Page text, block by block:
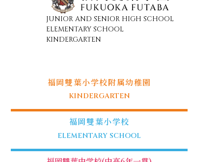
JUNIOR AND SENIOR HIGH SCHOOL
ELEMENTARY SCHOOL
KINDERGARTEN
福岡雙葉小学校附属幼稚園
KINDERGARTEN
福岡雙葉小学校
ELEMENTARY SCHOOL